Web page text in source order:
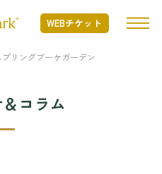
WEBチケット
プリングブーケガーデン
コラム